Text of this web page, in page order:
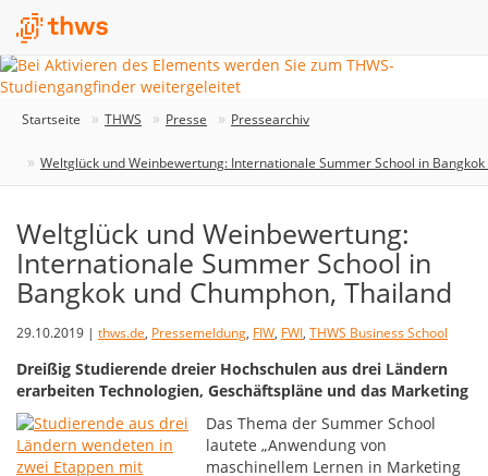
Startseite THWS Presse Pressearchiv
Weltglück und Weinbewertung: Internationale Summer School in
Weltglück und Weinbewertung:
Internationale Summer School in
Bangkok und Chumphon, Thailand
29.10.2019 | thws.de, Pressemeldung, FIW, FWI, THWS Business School
Dreißig Studierende dreier Hochschulen aus drei Ländern
erarbeiten Technologien, Geschäftspläne und das Marketing
Das Thema der Summer School
lautete „Anwendung von
maschinellem Lernen in Marketing